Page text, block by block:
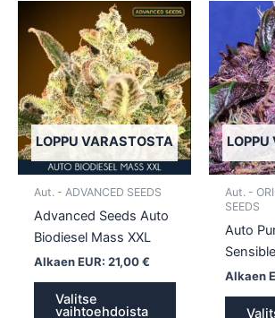
LOPPU VARASTOSTA
Aut. - ADVANCED SEEDS
Advanced Seeds Auto
Biodiesel Mass XXL
Alkaen EUR: 21,00€
Valitse
vaihtoehdoista
Tällä
useampi
muunnelma.
Voit
tehdä
valinnat
Aut. -
SEEDS
Auto
Sensible
Alkaen